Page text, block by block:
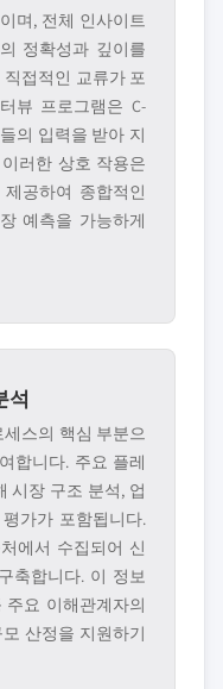
며, 전체 인사이트
정확성과 깊이를
접적인 교류가 포
뷰 프로그램은 C-
의 입력을 받아 지
러한 상호 작용은
공하여 종합적인
예측을 가능하게
석
스의 핵심 부분으
합니다. 주요 플레
시장 구조 분석, 업
가가 포함됩니다.
에서 수집되어 신
축합니다. 이 정보
요 이해관계자의
산정을 지원하기